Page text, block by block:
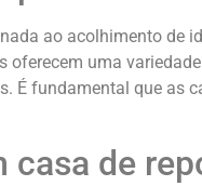
ao acolhimento de
oferecem uma
É fundamental que
casa de